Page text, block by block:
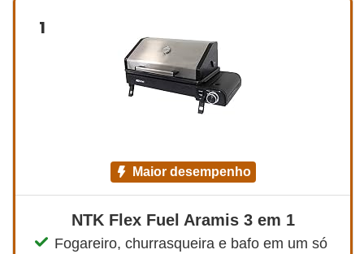
1
maior desempenho
NTK Flex Fuel Aramis 3 em 1
Fogareiro, churrasqueira e bafo em um só